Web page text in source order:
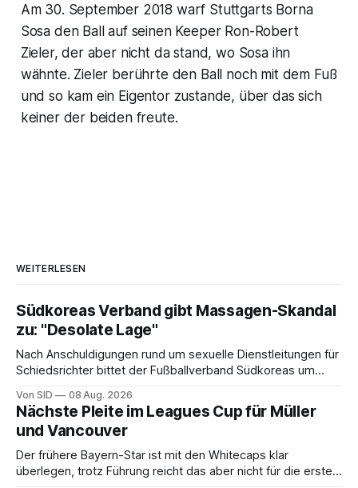
Am 30. September 2018 warf Stuttgarts Borna
Sosa den Ball auf seinen Keeper Ron-Robert
Zieler, der aber nicht da stand, wo Sosa ihn
wähnte. Zieler berührte den Ball noch mit dem Fuß
und so kam ein Eigentor zustande, über das sich
keiner der beiden freute.
WEITERLESEN
Südkoreas Verband gibt Massagen-Skandal
zu: "Desolate Lage"
Nach Anschuldigungen rund um sexuelle Dienstleitungen für
Schiedsrichter bittet der Fußballverband Südkoreas um
Von SID 08 Aug. 2026
Nächste Pleite im Leagues Cup für Müller
und Vancouver
Der frühere Bayern-Star ist mit den Whitecaps klar
überlegen, trotz Führung reicht das aber nicht für die ersten